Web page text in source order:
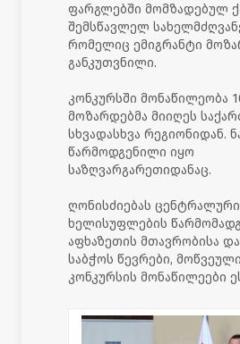
ფარგლებში მომზადებულ
შემსწავლელ
რომელიც ემიგრანტი
განკუთვნილი.
კონკურსში მონაწილეობა
მოზარდებმა მიიღეს
სხვადასხვა რეგიონიდან.
წარმოდგენილი იყო
საზღვარგარეთიდანაც.
ღონისძიებას ცენტრალური
ხელისუფლების
აფხაზეთის მთავრობისა
საბჭოს წევრები,
კონკურსის მონაწილეები